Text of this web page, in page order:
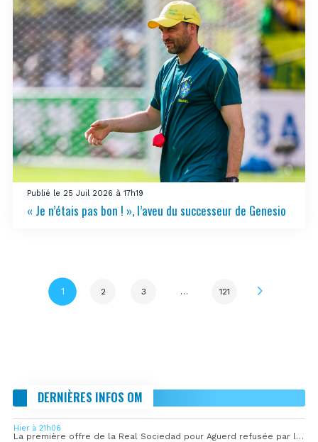
Publié le 25 Juil 2026 à 17h19
« Je n’étais pas bon ! », l’aveu du successeur de Genesio
1 2 3 … 121
DERNIÈRES INFOS OM
Hier à 21h06
La première offre de la Real Sociedad pour Aguerd refusée par l’OM